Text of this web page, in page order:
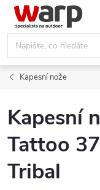
Přejít
obsah
Kapesní nože
Kapesní
Tattoo
Tribal